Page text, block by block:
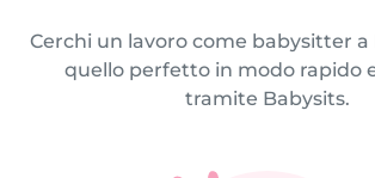
Cerchi un lavoro come babysitter a
quello perfetto in modo rapido
tramite Babysits.